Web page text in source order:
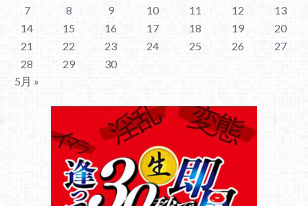
7
8 9 10 11 12
13
14
15 16 17 18 19
20
21
22 23 24 25 26
27
28
29
30
5月 »